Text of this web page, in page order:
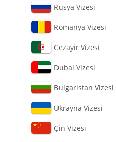
Rusya Vizesi
Romanya Vizesi
Cezayir Vizesi
Dubai Vizesi
Bulgaristan Vizesi
Ukrayna Vizesi
Çin Vizesi